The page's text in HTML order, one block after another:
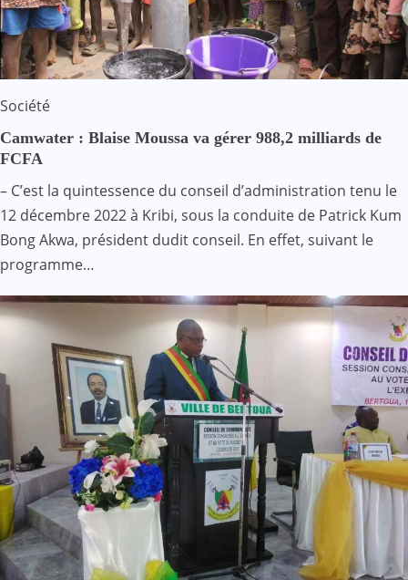
Société
Camwater : Blaise Moussa va gérer 988,2 milliards de
FCFA
– C’est la quintessence du conseil d’administration tenu le
12 décembre 2022 à Kribi, sous la conduite de Patrick Kum
Bong Akwa, président dudit conseil. En effet, suivant le
programme…